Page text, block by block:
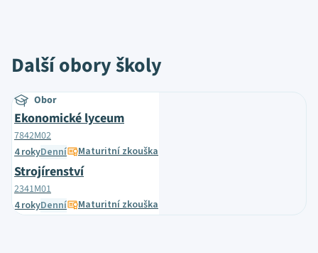
Další obory školy
Obor
Ekonomické lyceum
7842M02
4 rokyDenní Maturitní zkouška
Strojírenství
2341M01
4 rokyDenní Maturitní zkouška